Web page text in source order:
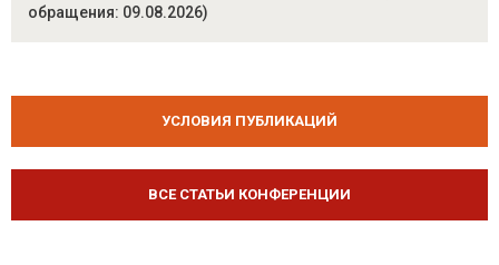
обращения: 09.08.2026)
УСЛОВИЯ ПУБЛИКАЦИЙ
ВСЕ СТАТЬИ КОНФЕРЕНЦИИ